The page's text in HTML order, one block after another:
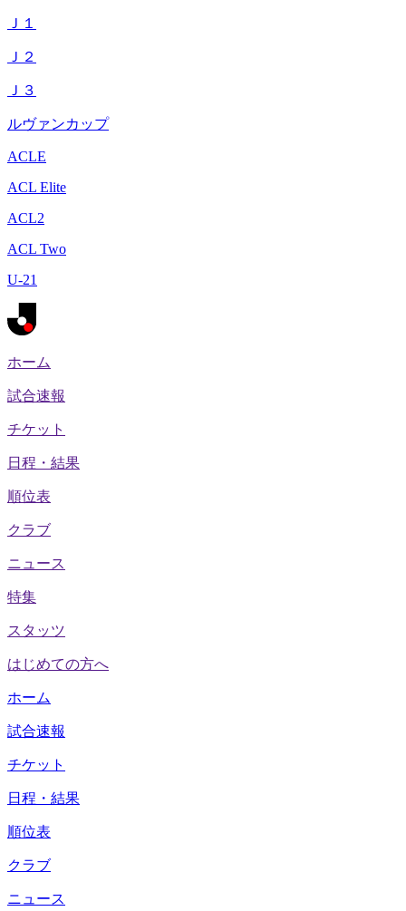
Ｊ１
Ｊ２
Ｊ３
ルヴァンカップ
ACLE
ACL Elite
ACL2
ACL Two
U-21
ホーム
試合速報
チケット
日程・結果
順位表
クラブ
ニュース
特集
スタッツ
はじめての方へ
ホーム
試合速報
チケット
日程・結果
順位表
クラブ
ニュース